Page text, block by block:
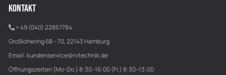
KONTAKT
+ 49 (040) 22857784
Großlohering 68 – 70, 22143 Hamburg
Email: kundenservice@rvtechnik.de
Öffnungszeiten (Mo-Do.) 8:30–16:00 (Fr.) 8:30–13:00